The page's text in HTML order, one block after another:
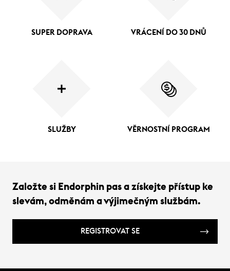
SUPER DOPRAVA VRÁCENÍ DO 30 DNŮ
SLUŽBY VĚRNOSTNÍ PROGRAM
Založte si Endorphin pas a získejte přístup ke
slevám, odměnám a výjimečným službám.
REGISTROVAT SE